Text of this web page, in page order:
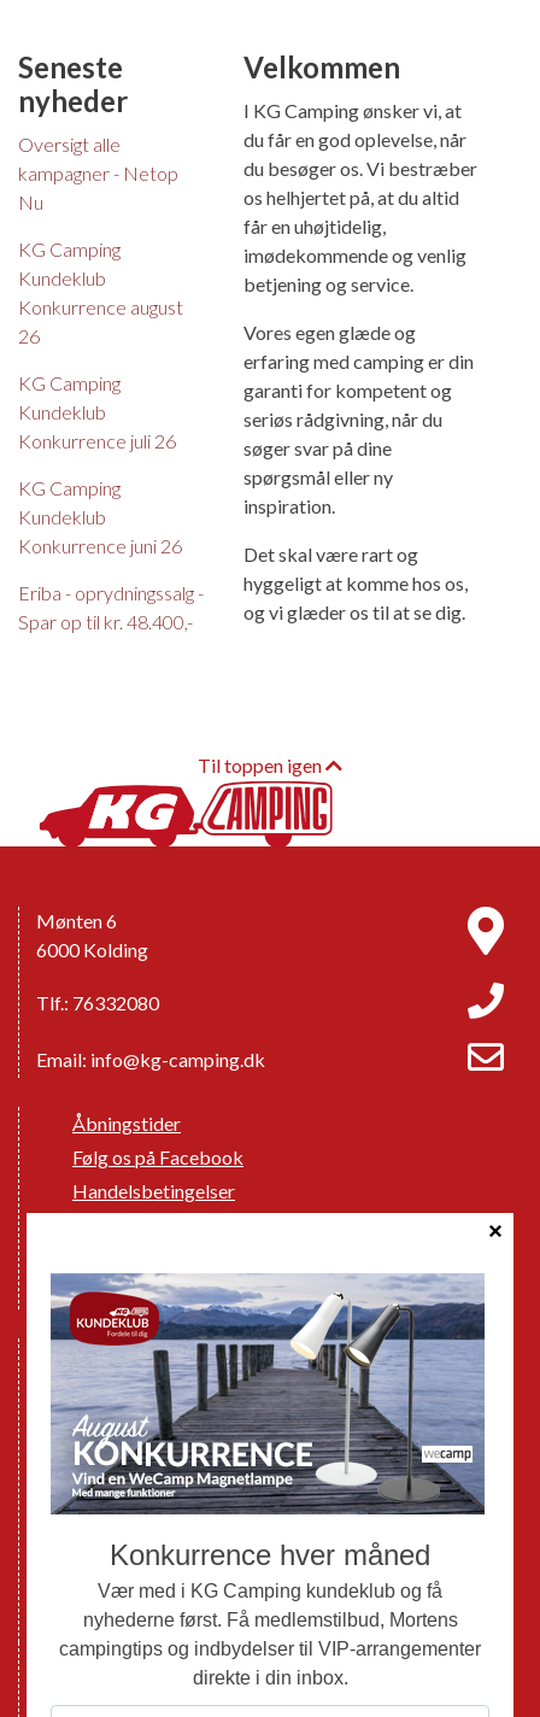
Seneste
nyheder
Oversigt alle
kampagner - Netop
Nu
KG Camping
Kundeklub
Konkurrence august
26
KG Camping
Kundeklub
Konkurrence juli 26
KG Camping
Kundeklub
Konkurrence juni 26
Eriba - oprydningssalg -
Spar op til kr. 48.400,-
Velkommen
I KG Camping ønsker vi, at
du får en god oplevelse, når
du besøger os. Vi bestræber
os helhjertet på, at du altid
får en uhøjtidelig,
imødekommende og venlig
betjening og service.
Vores egen glæde og
erfaring med camping er din
garanti for kompetent og
seriøs rådgivning, når du
søger svar på dine
spørgsmål eller ny
inspiration.
Det skal være rart og
hyggeligt at komme hos os,
og vi glæder os til at se dig.
Til toppen igen
Mønten 6
6000 Kolding
Tlf.: 76332080
Email: info@kg-camping.dk
Åbningstider
Følg os på Facebook
Handelsbetingelser
GPDR - Optagelse af foto og video
Nye Campingvogne
Nye Autocampere og Vans
Brugte Campingvogne
Brugte Autocampere og Vans
Webshop
Mortens Campingtips
KG Camping Kundeklub
Nyheder
Adria